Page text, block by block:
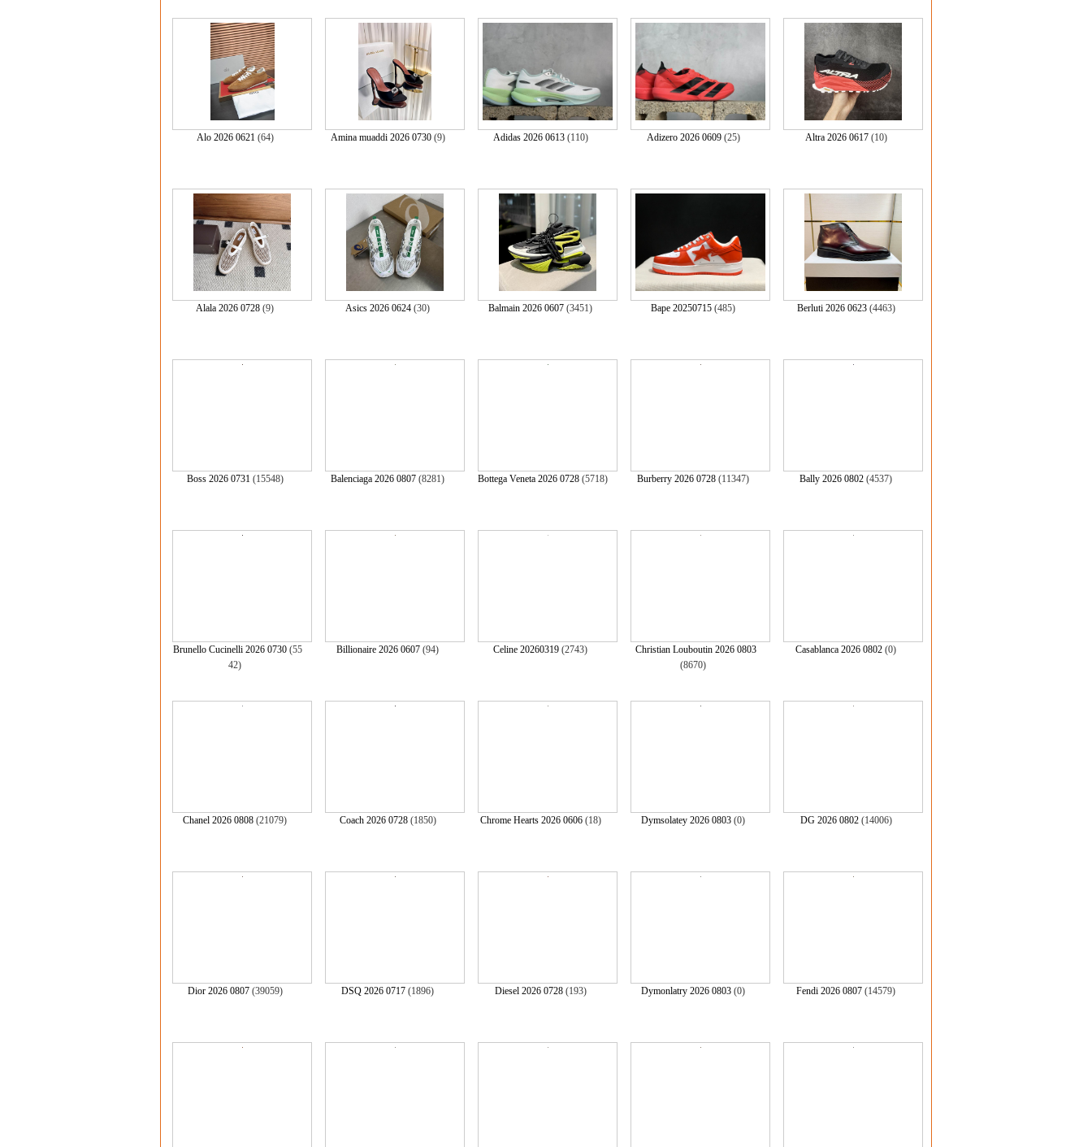
Alo 2026 0621(64) Amina muaddi 2026 0730(9) Adidas 2026 0613(110) Adizero 2026 0609(25) Altra 2026 0617(10)
Alala 2026 0728 (9) Asics 2026 0624 (30) Balmain 2026 0607 (3451) Bape 20250715 (485) Berluti 2026 0623(4463)
Boss 2026 0731(15548) Balenciaga 2026 0807 (8281) Bottega Veneta 2026 0728 (5718) Burberry 2026 0728 (11347) Bally 2026 0802 (4537)
Brunello Cucinelli 2026 0730(55
42)
Billionaire 2026 0607 (94) Celine 20260319 (2743)
Christian Louboutin 2026 0803
(8670)
Casablanca 2026 0802 (0)
Chanel 2026 0808 (21079) Coach 2026 0728(1850) Chrome Hearts 2026 0606(18) Dymsolatey 2026 0803 (0) DG 2026 0802(14006)
Dior 2026 0807(39059) DSQ 2026 0717 (1896) Diesel 2026 0728(193) Dymonlatry 2026 0803 (0) Fendi 2026 0807 (14579)